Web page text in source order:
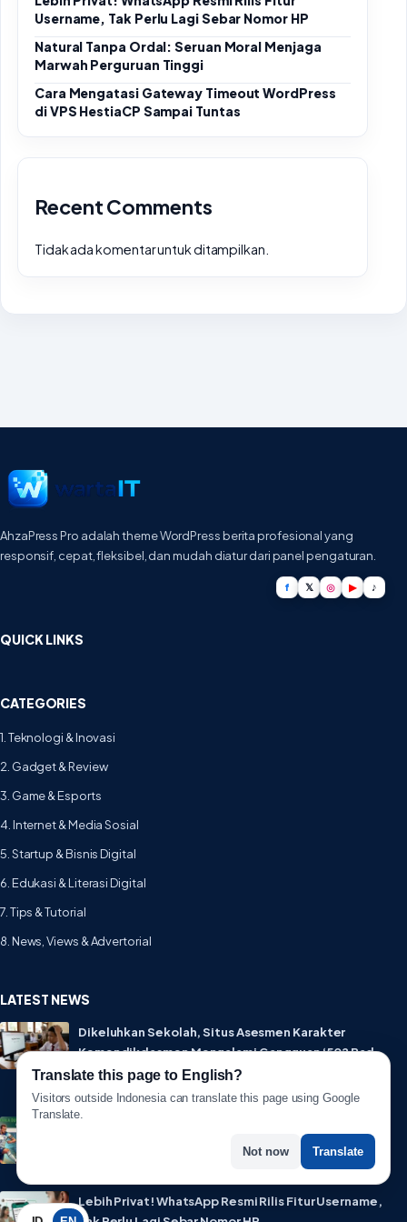
Username, Tak Perlu Lagi Sebar Nomor HP
Natural Tanpa Ordal: Seruan Moral Menjaga
Marwah Perguruan Tinggi
Cara Mengatasi Gateway Timeout WordPress
di VPS HestiaCP Sampai Tuntas
Recent Comments
Tidak ada komentar untuk ditampilkan.
AhzaPress Pro adalah theme WordPress berita profesional yang
responsif, cepat, fleksibel, dan mudah diatur dari panel pengaturan.
f 𝕏 ◎ ▶ ♪
QUICK LINKS
CATEGORIES
1. Teknologi & Inovasi
2. Gadget & Review
3. Game & Esports
4. Internet & Media Sosial
5. Startup & Bisnis Digital
6. Edukasi & Literasi Digital
7. Tips & Tutorial
8. News, Views & Advertorial
LATEST NEWS
Dikeluhkan Sekolah, Situs Asesmen Karakter
Kemendikdasmen Mengalami Gangguan ‘502 Bad
Gateway’
15 Juli 2026
Three Lions di Babak 32 Besar Piala Dunia 2026
Lebih Privat! WhatsApp Resmi Rilis Fitur Username,
Translate this page to English?
Visitors outside Indonesia can translate this page using Google
Translate.
Not now Translate